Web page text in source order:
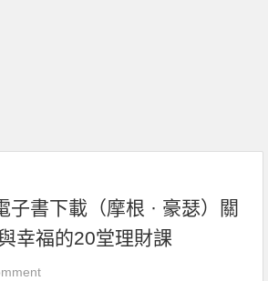
子書下載（摩根 · 豪瑟）關
幸福的20堂理財課